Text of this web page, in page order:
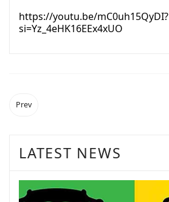
https://youtu.be/mC0uh15QyDI?
si=Yz_4eHK16EEx4xUO
Prev
LATEST NEWS